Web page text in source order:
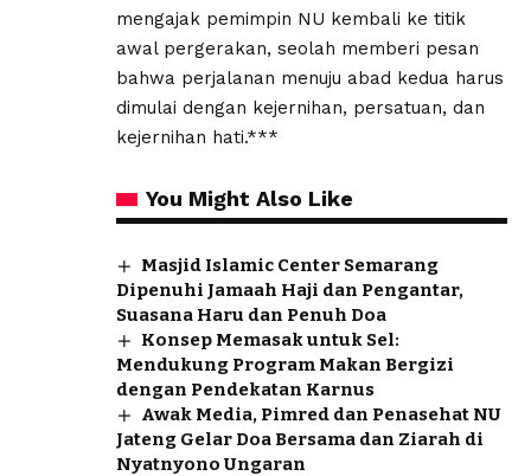
mengajak pemimpin NU kembali ke titik
awal pergerakan, seolah memberi pesan
bahwa perjalanan menuju abad kedua harus
dimulai dengan kejernihan, persatuan, dan
kejernihan hati.***
You Might Also Like
Masjid Islamic Center Semarang
Dipenuhi Jamaah Haji dan Pengantar,
Suasana Haru dan Penuh Doa
Konsep Memasak untuk Sel:
Mendukung Program Makan Bergizi
dengan Pendekatan Karnus
Awak Media, Pimred dan Penasehat NU
Jateng Gelar Doa Bersama dan Ziarah di
Nyatnyono Ungaran